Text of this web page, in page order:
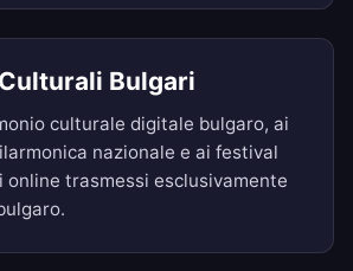
Bulgari
culturale digitale bulgaro, ai
nazionale e ai festival
online trasmessi esclusivamente